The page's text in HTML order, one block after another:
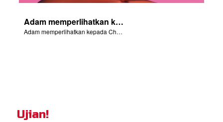
Adam memperlihatkan kepada Chris, Joy dan Gizmo 4 sungai di Eden.
Adam memperlihatkan kepada Chris, Joy dan Gizmo 4 sungai di Eden.
Ujian!